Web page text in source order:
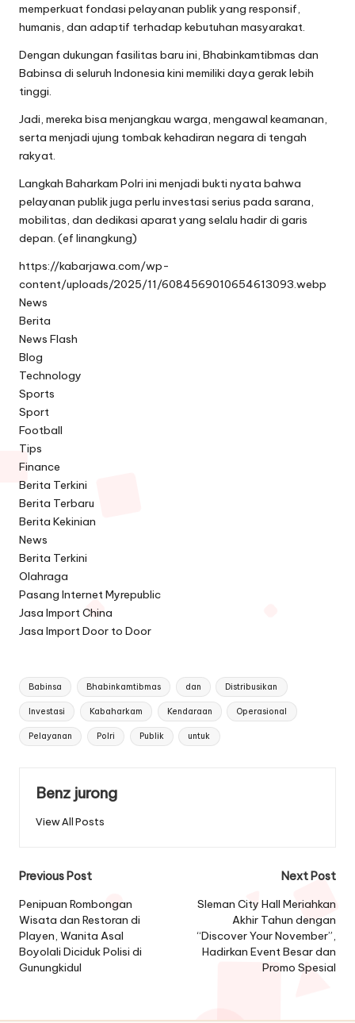
memperkuat fondasi pelayanan publik yang responsif,
humanis, dan adaptif terhadap kebutuhan masyarakat.
Dengan dukungan fasilitas baru ini, Bhabinkamtibmas dan
Babinsa di seluruh Indonesia kini memiliki daya gerak lebih
tinggi.
Jadi, mereka bisa menjangkau warga, mengawal keamanan,
serta menjadi ujung tombak kehadiran negara di tengah
rakyat.
Langkah Baharkam Polri ini menjadi bukti nyata bahwa
pelayanan publik juga perlu investasi serius pada sarana,
mobilitas, dan dedikasi aparat yang selalu hadir di garis
depan. (ef linangkung)
https://kabarjawa.com/wp-
content/uploads/2025/11/6084569010654613093.webp
News
Berita
News Flash
Blog
Technology
Sports
Sport
Football
Tips
Finance
Berita Terkini
Berita Terbaru
Berita Kekinian
News
Berita Terkini
Olahraga
Pasang Internet Myrepublic
Jasa Import China
Jasa Import Door to Door
Tags:
Babinsa Bhabinkamtibmas dan Distribusikan
Investasi Kabaharkam Kendaraan Operasional
Pelayanan Polri Publik untuk
Benz jurong
View All Posts
Post
navigation
Previous Post
Penipuan Rombongan
Wisata dan Restoran di
Playen, Wanita Asal
Boyolali Diciduk Polisi di
Gunungkidul
Next Post
Sleman City Hall Meriahkan
Akhir Tahun dengan
“Discover Your November”,
Hadirkan Event Besar dan
Promo Spesial